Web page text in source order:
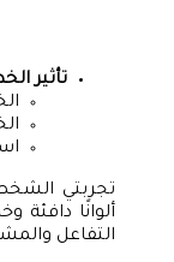
تأثير
تجربتي
ألوانًا
التفاعل